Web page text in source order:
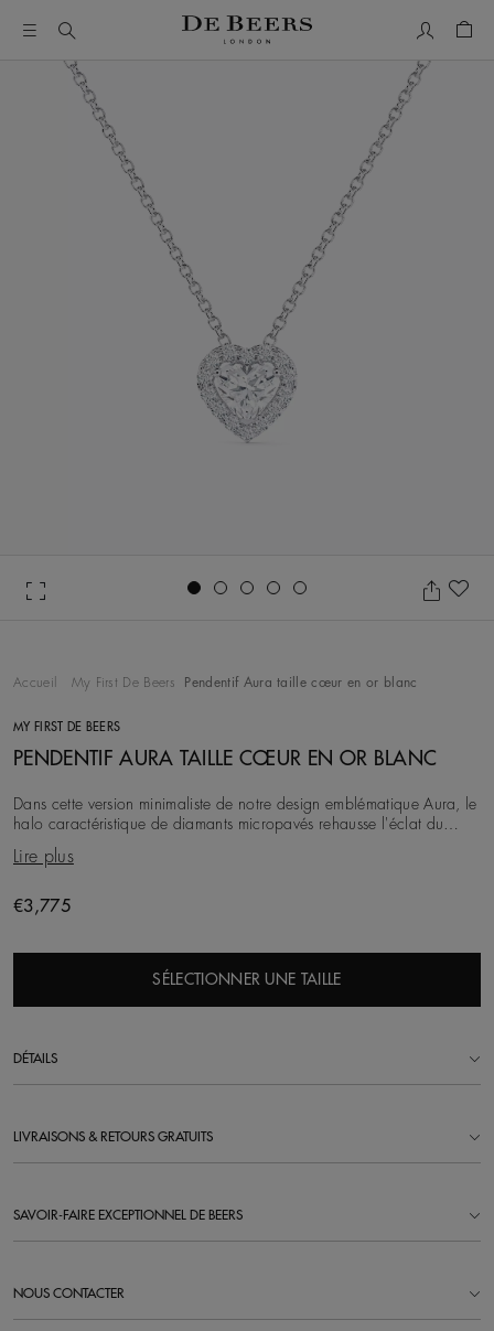
Il s’agit d’un carrousel avec une grande image et une piste
Accueil My First De Beers Pendentif Aura taille cœur en or blanc
MY FIRST DE BEERS
PENDENTIF AURA TAILLE CŒUR EN OR BLANC
Dans cette version minimaliste de notre design emblématique Aura, le
halo caractéristique de diamants micropavés rehausse l'éclat du
diamant central taille cœur. Ce
Lire plus
€3,775
SÉLECTIONNER UNE TAILLE
DÉTAILS
LIVRAISONS & RETOURS GRATUITS
SAVOIR-FAIRE EXCEPTIONNEL DE BEERS
NOUS CONTACTER